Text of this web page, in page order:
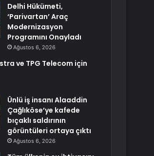
Delhi Hükümeti,
‘Parivartan’ Araç
Modernizasyon
Programını Onayladı
Ağustos 6, 2026
ve TPG Telecom için
Ünlü iş insanı Alaaddin
Çağlıköse’ye kafede
bıçaklı saldırının
görüntüleri ortaya çıktı
Ağustos 6, 2026